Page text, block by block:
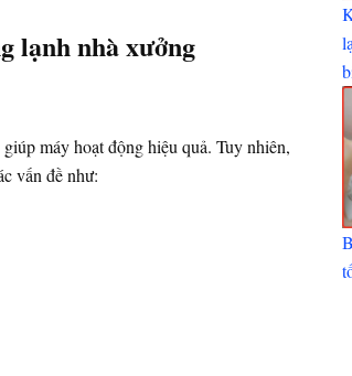
lạnh nhà xưởng
giúp máy hoạt động hiệu quả. Tuy nhiên,
vấn đề như: